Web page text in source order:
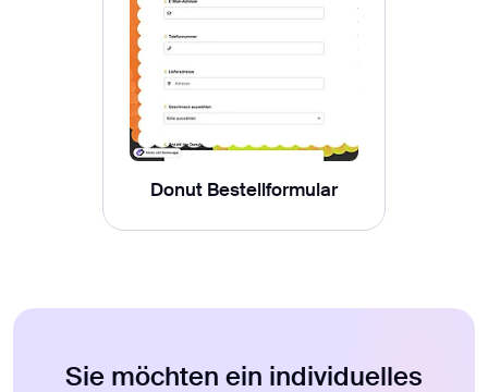
Donut Bestellformular
Sie möchten ein individuelles